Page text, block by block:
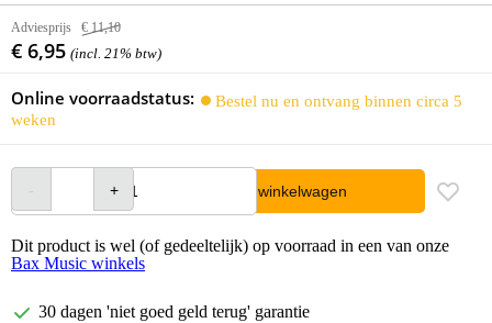
Adviesprijs € 11,10
€ 6,95 (incl. 21% btw)
Online voorraadstatus:
Bestel nu en ontvang binnen circa 5
weken
In winkelwagen
Dit product is wel (of gedeeltelijk) op voorraad in een van onze
Bax Music winkels
30 dagen 'niet goed geld terug' garantie